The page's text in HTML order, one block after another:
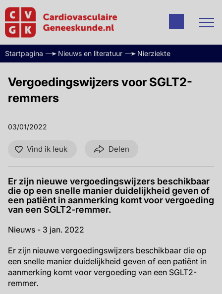
Startpagina Nieuws en literatuur Nierziekte
Vergoedingswijzers voor SGLT2-
remmers
03/01/2022
Vind ik leuk Delen
Er zijn nieuwe vergoedingswijzers beschikbaar
die op een snelle manier duidelijkheid geven of
een patiënt in aanmerking komt voor vergoeding
van een SGLT2-remmer.
Nieuws - 3 jan. 2022
Er zijn nieuwe vergoedingswijzers beschikbaar die op
een snelle manier duidelijkheid geven of een patiënt in
aanmerking komt voor vergoeding van een SGLT2-
remmer.